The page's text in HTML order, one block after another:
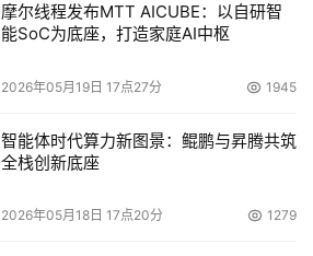
摩尔线程发布MTT AICUBE：以自研智
能SoC为底座，打造家庭AI中枢
2026年05月19日 17点27分 1945
智能体时代算力新图景：鲲鹏与昇腾共筑
全栈创新底座
2026年05月18日 17点20分 1279